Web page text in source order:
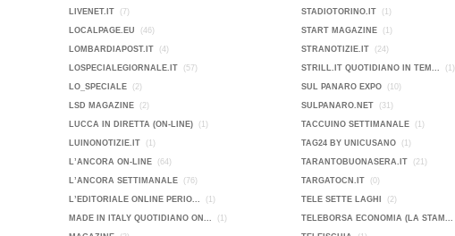
LIVENET.IT (7)
LOCALPAGE.EU (46)
LOMBARDIAPOST.IT (4)
LOSPECIALEGIORNALE.IT (57)
LO_SPECIALE (2)
LSD MAGAZINE (2)
LUCCA IN DIRETTA (ON-LINE) (1)
LUINONOTIZIE.IT (1)
L’ANCORA ON-LINE (64)
L’ANCORA SETTIMANALE (76)
L’EDITORIALE ONLINE PERIO... (1)
MADE IN ITALY QUOTIDIANO ON... (1)
STADIOTORINO.IT (1)
START MAGAZINE (1)
STRANOTIZIE.IT (24)
STRILL.IT QUOTIDIANO IN TEM... (1)
SUL PANARO EXPO (10)
SULPANARO.NET (31)
TACCUINO SETTIMANALE (1)
TAG24 BY UNICUSANO (1)
TARANTOBUONASERA.IT (21)
TARGATOCN.IT (0)
TELE SETTE LAGHI (2)
TELEBORSA ECONOMIA (LA STAM...